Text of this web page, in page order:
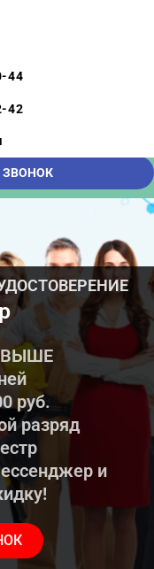
44
42
ЗВОНОК
ВЫШЕ
руб.
разряд
и